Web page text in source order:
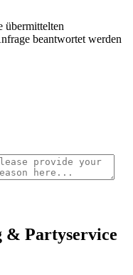
übermittelten
beantwortet werden
& Partyservice